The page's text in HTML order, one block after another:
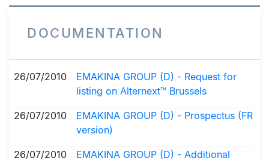
DOCUMENTATION
26/07/2010
EMAKINA GROUP (D) - Request for
listing on Alternext™ Brussels
26/07/2010
EMAKINA GROUP (D) - Prospectus (FR
version)
26/07/2010
EMAKINA GROUP (D) - Additional